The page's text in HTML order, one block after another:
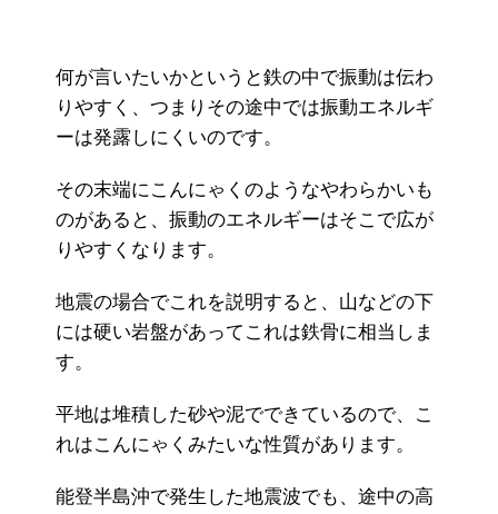
何が言いたいかというと鉄の中で振動は伝わ
りやすく、つまりその途中では振動エネルギ
ーは発露しにくいのです。
その末端にこんにゃくのようなやわらかいも
のがあると、振動のエネルギーはそこで広が
りやすくなります。
地震の場合でこれを説明すると、山などの下
には硬い岩盤があってこれは鉄骨に相当しま
す。
平地は堆積した砂や泥でできているので、こ
れはこんにゃくみたいな性質があります。
能登半島沖で発生した地震波でも、途中の高